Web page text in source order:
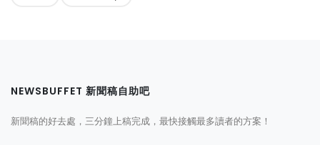
NEWSBUFFET 新聞稿自助吧
新聞稿的好去處，三分鐘上稿完成，最快接觸最多讀者的方案！